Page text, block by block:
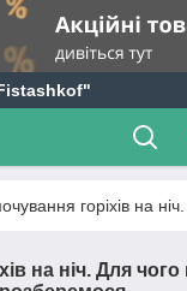
горіхів на
на ніч. Для чого